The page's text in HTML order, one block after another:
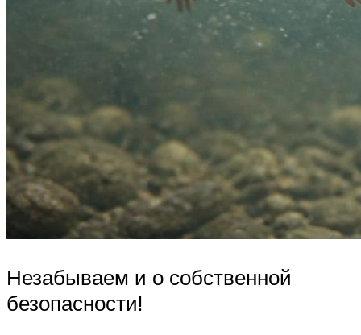
Незабываем и о собственной
безопасности!